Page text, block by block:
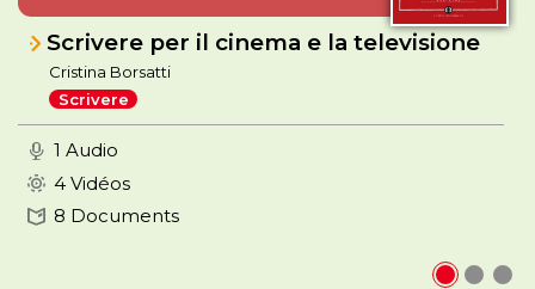
Scrivere per il cinema e la televisione
Cristina Borsatti
Scrivere
1 Audio
4 Vidéos
8 Documents